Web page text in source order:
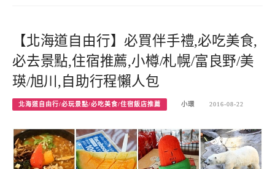
【北海道自由行】必買伴手禮,必吃美食,
必去景點,住宿推薦,小樽/札幌/富良野/美
瑛/旭川,自助行程懶人包
北海道自由行/必玩景點/必吃美食/住宿飯店推薦 小環 2016-08-22